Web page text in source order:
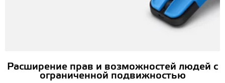
Расширение прав и возможностей людей с
ограниченной подвижностью